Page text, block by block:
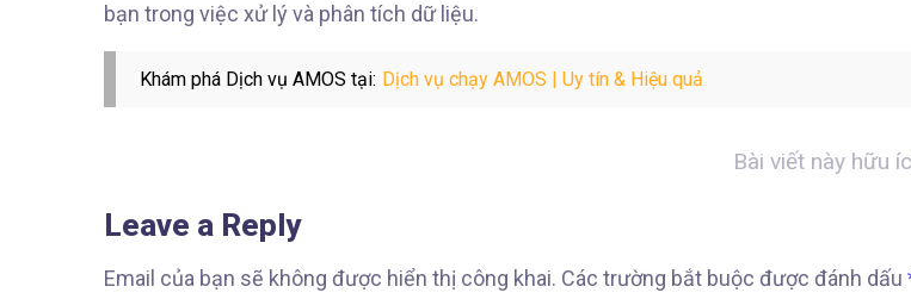
bạn trong việc xử lý và phân tích dữ liệu.
Khám phá Dịch vụ AMOS tại: Dịch vụ chạy AMOS | Uy tín & Hiệu quả
Bài viết này hữu
Leave a Reply
Email của bạn sẽ không được hiển thị công khai. Các trường bắt buộc được đánh dấu